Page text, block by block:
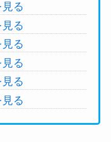
る
る
る
る
る
る